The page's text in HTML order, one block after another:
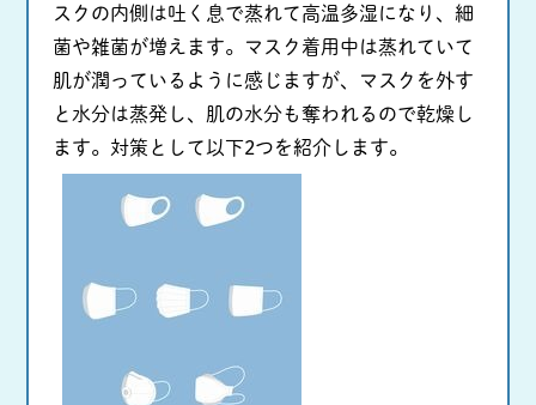
スクの内側は吐く息で蒸れて高温多湿になり、細
菌や雑菌が増えます。マスク着用中は蒸れていて
肌が潤っているように感じますが、マスクを外す
と水分は蒸発し、肌の水分も奪われるので乾燥し
ます。対策として以下2つを紹介します。